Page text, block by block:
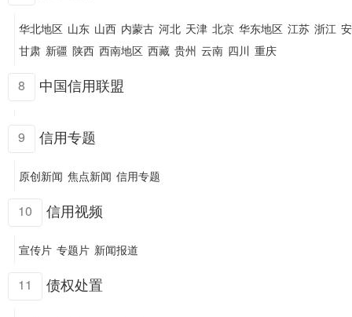
华北地区 山东 山西 内蒙古 河北 天津 北京 华东地区 江苏 浙江
甘肃 新疆 陕西 西南地区 西藏 贵州 云南 四川 重庆
8 中国信用联盟
9 信用专题
原创新闻 焦点新闻 信用专题
10 信用视频
宣传片 专题片 新闻报道
11 债权处置